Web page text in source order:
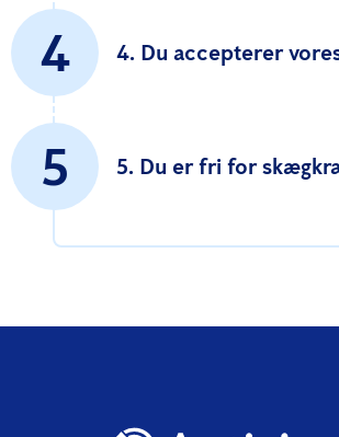
4 4. Du accepterer
5 5. Du er fri for